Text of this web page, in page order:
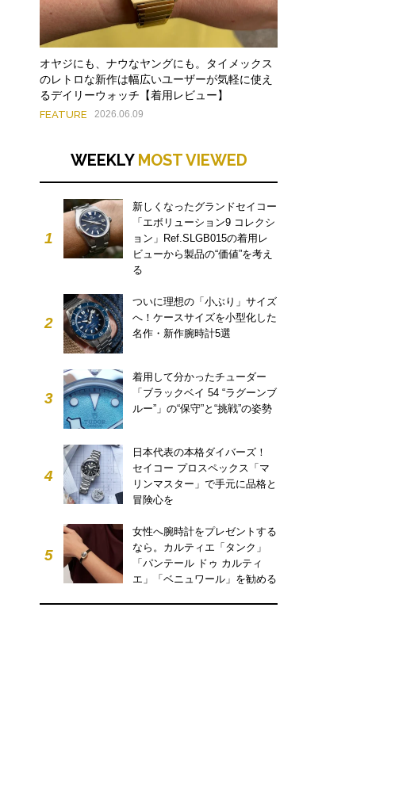
オヤジにも、ナウなヤングにも。タイメックス
のレトロな新作は幅広いユーザーが気軽に使え
るデイリーウォッチ【着用レビュー】
FEATURE 2026.06.09
WEEKLY MOST VIEWED
1
新しくなったグランドセイコー
「エボリューション9 コレクシ
ョン」Ref.SLGB015の着用レ
ビューから製品の“価値”を考え
る
2
ついに理想の「小ぶり」サイズ
へ！ケースサイズを小型化した
名作・新作腕時計5選
3
着用して分かったチューダー
「ブラックベイ 54 “ラグーンブ
ルー”」の“保守”と“挑戦”の姿勢
4
日本代表の本格ダイバーズ！
セイコー プロスペックス「マ
リンマスター」で手元に品格と
冒険心を
5
女性へ腕時計をプレゼントする
なら。カルティエ「タンク」
「パンテール ドゥ カルティ
エ」「ベニュワール」を勧める